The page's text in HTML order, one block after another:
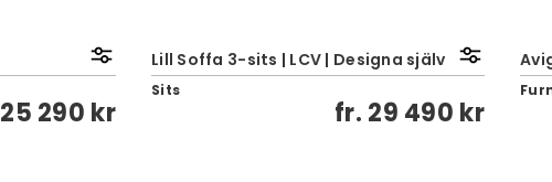
25 290 kr
Lill Soffa 3-sits | LCV | Designa själv
Sits
fr. 29 490 kr